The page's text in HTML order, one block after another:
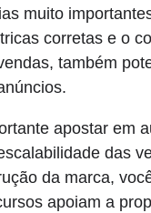
muito
corretas e o
também
apostar em
das
da marca,
apoiam a